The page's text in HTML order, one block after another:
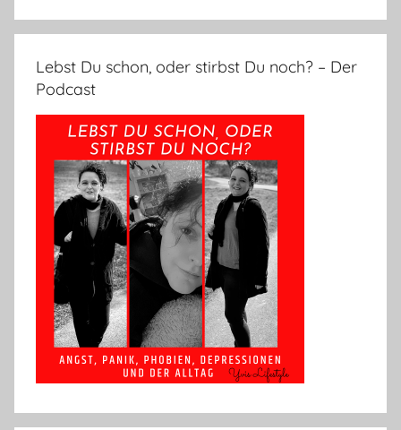
Lebst Du schon, oder stirbst Du noch? – Der
Podcast